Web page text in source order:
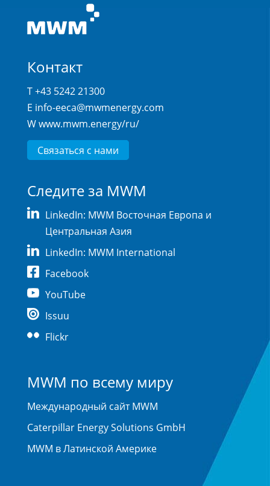
Контакт
T +43 5242 21300
E info-eeca@mwmenergy.com
Wwww.mwm.energy/ru/
Связаться с нами
Следите за MWM
LinkedIn: MWM Восточная Европа и
Центральная Азия
LinkedIn: MWM International
Facebook
YouTube
Issuu
Flickr
MWM по всему миру
Международный сайт MWM
Caterpillar Energy Solutions GmbH
MWM в Латинской Америке